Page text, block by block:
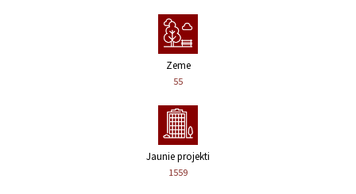
Zeme
55
Jaunie projekti
1559